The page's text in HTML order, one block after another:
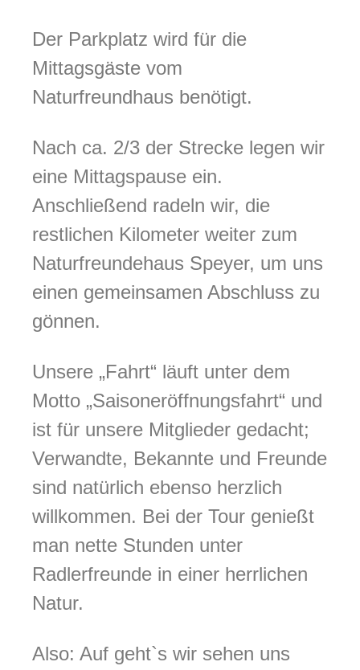
Der Parkplatz wird für die
Mittagsgäste vom
Naturfreundhaus benötigt.
Nach ca. 2/3 der Strecke legen wir
eine Mittagspause ein.
Anschließend radeln wir, die
restlichen Kilometer weiter zum
Naturfreundehaus Speyer, um uns
einen gemeinsamen Abschluss zu
gönnen.
Unsere „Fahrt“ läuft unter dem
Motto „Saisoneröffnungsfahrt“ und
ist für unsere Mitglieder gedacht;
Verwandte, Bekannte und Freunde
sind natürlich ebenso herzlich
willkommen. Bei der Tour genießt
man nette Stunden unter
Radlerfreunde in einer herrlichen
Natur.
Also: Auf geht`s wir sehen uns